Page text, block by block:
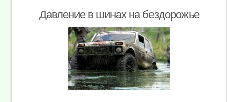
Давление в шинах на бездорожье